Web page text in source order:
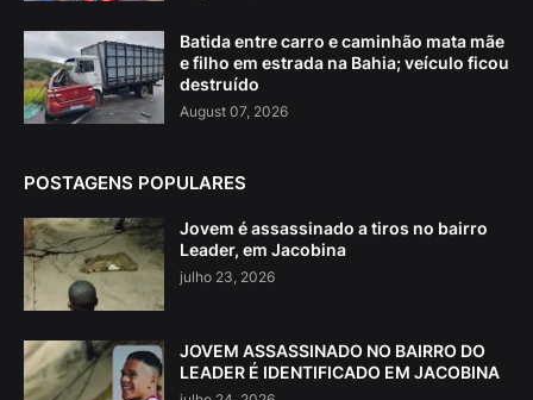
Batida entre carro e caminhão mata mãe
e filho em estrada na Bahia; veículo ficou
destruído
August 07, 2026
POSTAGENS POPULARES
Jovem é assassinado a tiros no bairro
Leader, em Jacobina
julho 23, 2026
JOVEM ASSASSINADO NO BAIRRO DO
LEADER É IDENTIFICADO EM JACOBINA